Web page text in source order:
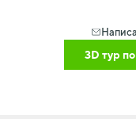
3D тур